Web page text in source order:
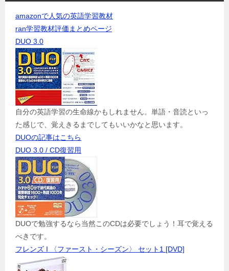
amazonで人気の英語学習教材
ran学習教材評価まとめページ
DUO 3.0
自分の英語学習の生命線かもしれません。単語・音読といっ
た感じで、覚えきるまでしてもいいかなと思います。
DUOの記事はこちら
DUO 3.0 / CD復習用
DUOで勉強するなら当然このCDは必要でしょう！耳で覚える
べきです。
フレンズ I 〈ファースト・シーズン〉 セット1 [DVD]